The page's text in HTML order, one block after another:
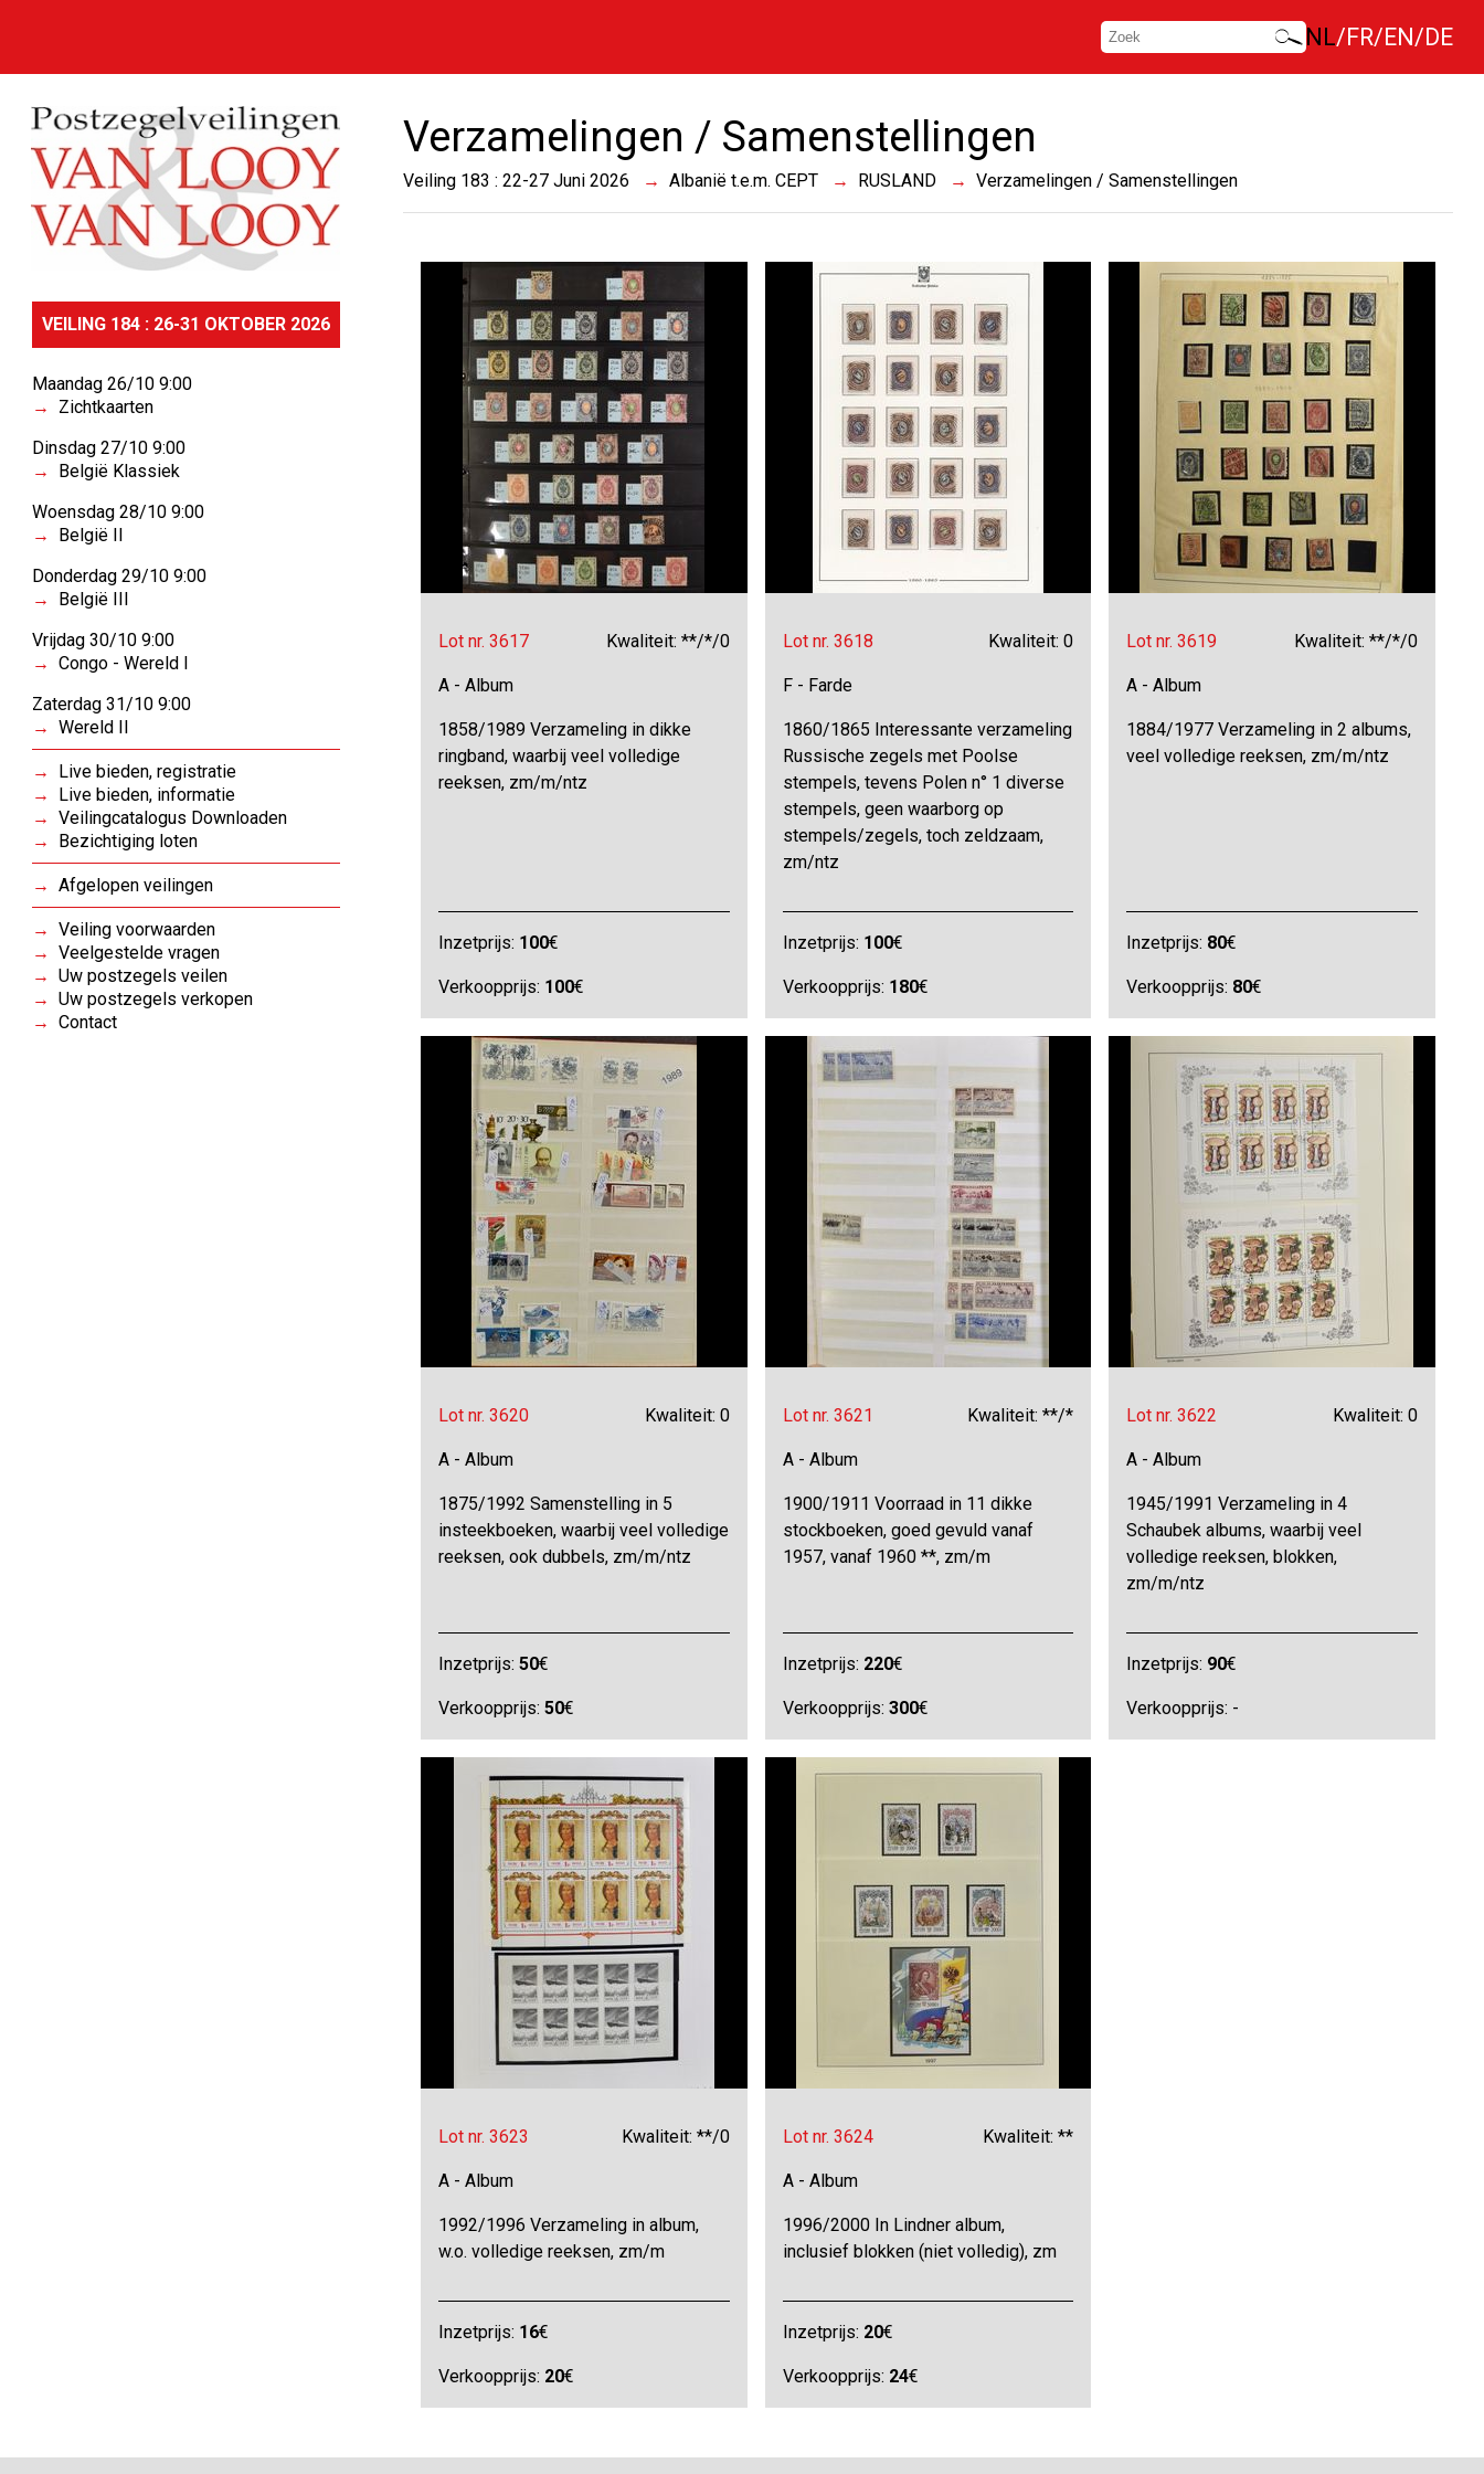
NL FR EN DE
VEILING 184 : 26-31 OKTOBER 2026
Maandag 26/10 9:00
Zichtkaarten
Dinsdag 27/10 9:00
België Klassiek
Woensdag 28/10 9:00
België II
Donderdag 29/10 9:00
België III
Vrijdag 30/10 9:00
Congo - Wereld I
Zaterdag 31/10 9:00
Wereld II
Live bieden, registratie
Live bieden, informatie
Veilingcatalogus Downloaden
Bezichtiging loten
Afgelopen veilingen
Veiling voorwaarden
Veelgestelde vragen
Uw postzegels veilen
Uw postzegels verkopen
Contact
Verzamelingen / Samenstellingen
Veiling 183 : 22-27 Juni 2026 Albanië t.e.m. CEPT RUSLAND Verzamelingen / Samenstellingen
Lot nr. 3617 Kwaliteit: **/*/0
A - Album
1858/1989 Verzameling in dikke
ringband, waarbij veel volledige
reeksen, zm/m/ntz
Inzetprijs: 100€
Verkoopprijs: 100€
Lot nr. 3618 Kwaliteit: 0
F - Farde
1860/1865 Interessante verzameling
Russische zegels met Poolse
stempels, tevens Polen n° 1 diverse
stempels, geen waarborg op
stempels/zegels, toch zeldzaam,
zm/ntz
Inzetprijs: 100€
Verkoopprijs: 180€
Lot nr. 3619 Kwaliteit: **/*/0
A - Album
1884/1977 Verzameling in 2 albums,
veel volledige reeksen, zm/m/ntz
Inzetprijs: 80€
Verkoopprijs: 80€
Lot nr. 3620 Kwaliteit: 0
A - Album
1875/1992 Samenstelling in 5
insteekboeken, waarbij veel volledige
reeksen, ook dubbels, zm/m/ntz
Inzetprijs:50€
Verkoopprijs:50€
Lot nr. 3621 Kwaliteit: **/*
A - Album
1900/1911 Voorraad in 11 dikke
stockboeken, goed gevuld vanaf
1957, vanaf 1960 **, zm/m
Inzetprijs: 220€
Verkoopprijs: 300€
Lot nr. 3622 Kwaliteit: 0
A - Album
1945/1991 Verzameling in 4
Schaubek albums, waarbij veel
volledige reeksen, blokken,
zm/m/ntz
Inzetprijs: 90€
Verkoopprijs: -
Lot nr. 3623 Kwaliteit: **/0
A - Album
1992/1996 Verzameling in album,
w.o. volledige reeksen, zm/m
Inzetprijs: 16€
Verkoopprijs: 20€
Lot nr. 3624 Kwaliteit: **
A - Album
1996/2000 In Lindner album,
inclusief blokken (niet volledig), zm
Inzetprijs: 20€
Verkoopprijs: 24€